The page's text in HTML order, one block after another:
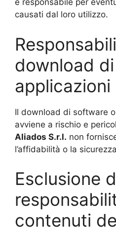
è responsabile per
causati dal loro utilizzo.
download
applicazioni
Il download di software
avviene a rischio e
Aliados S.r.l. non
l’affidabilità o la
Esclusione
contenuti